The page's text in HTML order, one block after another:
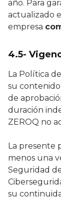
año. Para
actualizado
empresa
4.5-
La Política
su
de
duración
ZEROQ no
La presente
menos una
Seguridad
su